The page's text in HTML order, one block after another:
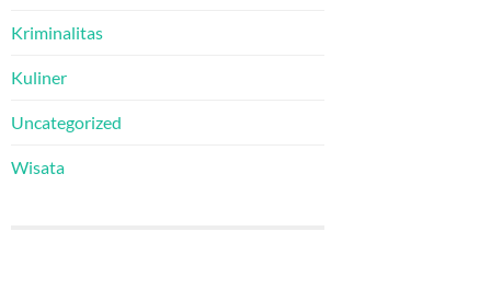
Kriminalitas
Kuliner
Uncategorized
Wisata